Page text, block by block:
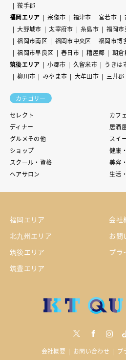
鞍手郡
福岡エリア
宗像市 福津市 宮若市
大野城市
太宰府市 糸島市 福岡市
福岡市南区
福岡市中央区 福岡市博
福岡市早良区
春日市 糟屋郡 朝倉
筑後エリア
小郡市 久留米市 うきは
柳川市
みやま市 大牟田市 三井郡
カテゴリー
セレクト
カフェ
ディナー
居酒
グルメその他
スイ
ショップ
健康
スクール・資格
美容
ヘアサロン
生活
福岡エリア
北九州エリア
筑後エリア
筑豊エリア
会社
お問
プラ
Instagramtiktock youtube
会社概要 お問い合わせ プ